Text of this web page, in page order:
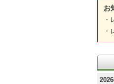
お
・
・